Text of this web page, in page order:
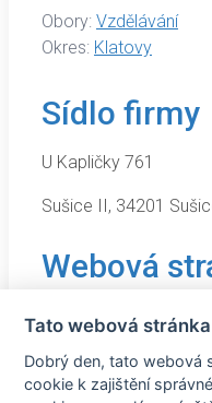
Obory: Vzdělávání
Okres: Klatovy
Sídlo firmy
U Kapličky 761
Sušice II, 34201
Webová
https://
Tato webová
Dobrý den, tato webová
cookie k zajištění